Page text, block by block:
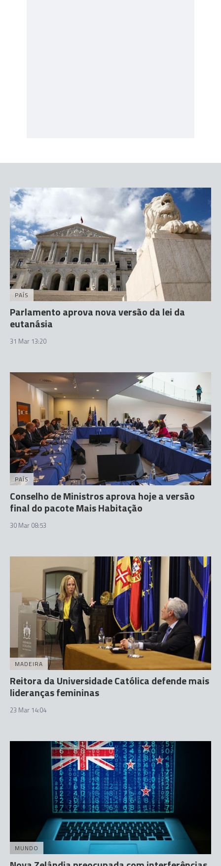
PAÍS
Parlamento aprova nova versão da lei da
eutanásia
31 Mar 13:20
PAÍS
Conselho de Ministros aprova hoje a versão
final do pacote Mais Habitação
30 Mar 08:53
MADEIRA
Reitora da Universidade Católica defende mais
lideranças femininas
23 Mar 14:04
MUNDO